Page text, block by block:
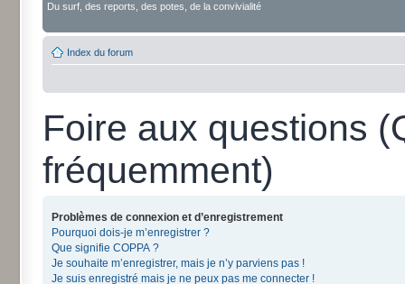
Du surf, des reports, des potes, de la convivialité
Index du forum
Foire aux questions
fréquemment)
Problèmes de connexion et d’enregistrement
Pourquoi dois-je m’enregistrer ?
Que signifie COPPA ?
Je souhaite m’enregistrer, mais je n’y parviens pas !
Je suis enregistré mais je ne peux pas me connecter !